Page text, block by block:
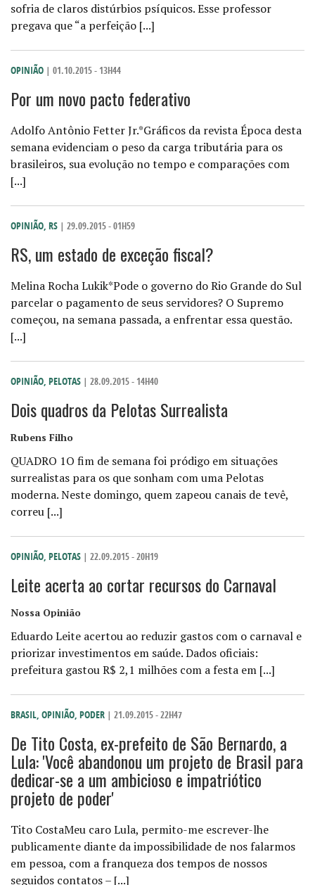
sofria de claros distúrbios psíquicos. Esse professor
pregava que “a perfeição [...]
OPINIÃO | 01.10.2015 - 13H44
Por um novo pacto federativo
Adolfo Antônio Fetter Jr.*Gráficos da revista Época desta
semana evidenciam o peso da carga tributária para os
brasileiros, sua evolução no tempo e comparações com
[...]
OPINIÃO, RS | 29.09.2015 - 01H59
RS, um estado de exceção fiscal?
Melina Rocha Lukik*Pode o governo do Rio Grande do Sul
parcelar o pagamento de seus servidores? O Supremo
começou, na semana passada, a enfrentar essa questão.
[...]
OPINIÃO, PELOTAS | 28.09.2015 - 14H40
Dois quadros da Pelotas Surrealista
Rubens Filho
QUADRO 1O fim de semana foi pródigo em situações
surrealistas para os que sonham com uma Pelotas
moderna. Neste domingo, quem zapeou canais de tevê,
correu [...]
OPINIÃO, PELOTAS | 22.09.2015 - 20H19
Leite acerta ao cortar recursos do Carnaval
Nossa Opinião
Eduardo Leite acertou ao reduzir gastos com o carnaval e
priorizar investimentos em saúde. Dados oficiais:
prefeitura gastou R$ 2,1 milhões com a festa em [...]
BRASIL, OPINIÃO, PODER | 21.09.2015 - 22H47
De Tito Costa, ex-prefeito de São Bernardo, a
Lula: 'Você abandonou um projeto de Brasil para
dedicar-se a um ambicioso e impatriótico
projeto de poder'
Tito CostaMeu caro Lula, permito-me escrever-lhe
publicamente diante da impossibilidade de nos falarmos
em pessoa, com a franqueza dos tempos de nossos
seguidos contatos – [...]